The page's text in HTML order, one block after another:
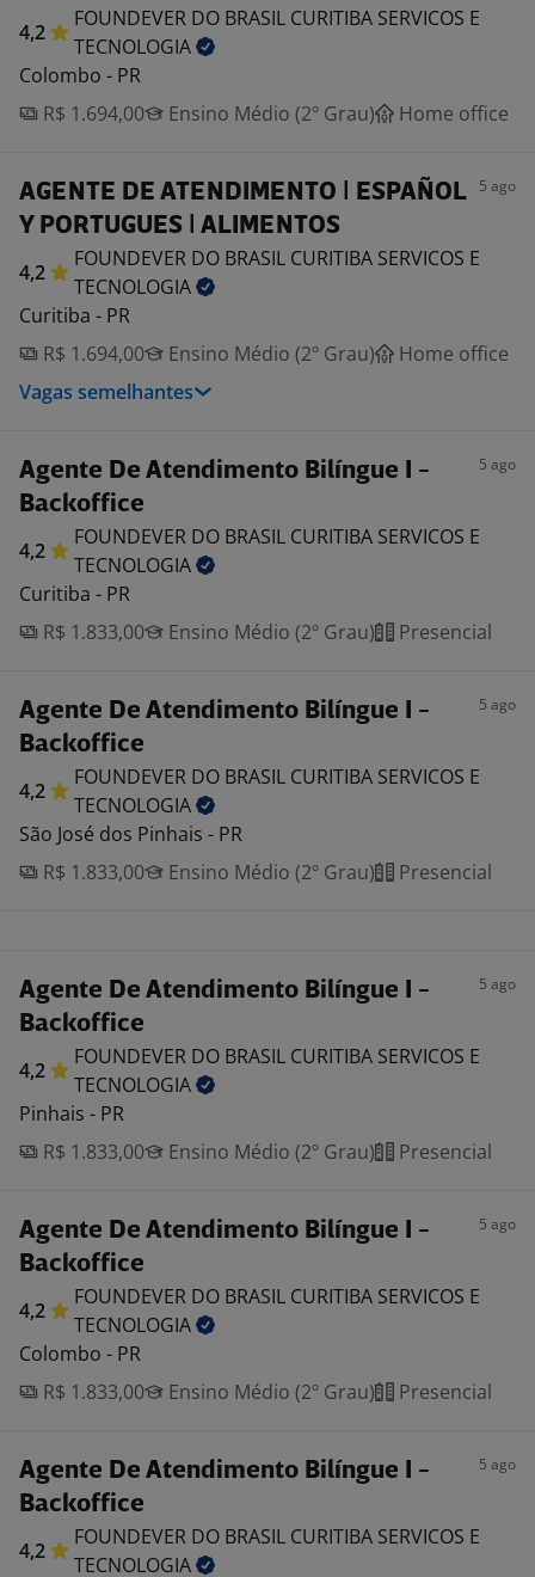
4,2
FOUNDEVER DO BRASIL CURITIBA SERVICOS E
TECNOLOGIA
Colombo - PR
R$ 1.694,00
Ensino Médio (2º Grau) Home office
AGENTE DE ATENDIMENTO | ESPAÑOL
Y PORTUGUES | ALIMENTOS
5 ago
4,2
FOUNDEVER DO BRASIL CURITIBA SERVICOS E
TECNOLOGIA
Curitiba - PR
R$ 1.694,00
Ensino Médio (2º Grau)
Home office
Vagas semelhantes
Agente De Atendimento Bilíngue I -
Backoffice
5 ago
4,2
FOUNDEVER DO BRASIL CURITIBA SERVICOS E
TECNOLOGIA
Curitiba - PR
R$ 1.833,00
Ensino Médio (2º Grau) Presencial
Agente De Atendimento Bilíngue I -
Backoffice
5 ago
4,2
FOUNDEVER DO BRASIL CURITIBA SERVICOS E
TECNOLOGIA
São José dos Pinhais - PR
R$ 1.833,00
Ensino Médio (2º Grau) Presencial
Agente De Atendimento Bilíngue I -
Backoffice
5 ago
4,2
FOUNDEVER DO BRASIL CURITIBA SERVICOS E
TECNOLOGIA
Pinhais - PR
R$ 1.833,00
Ensino Médio (2º Grau) Presencial
Agente De Atendimento Bilíngue I -
Backoffice
5 ago
4,2
FOUNDEVER DO BRASIL CURITIBA SERVICOS E
TECNOLOGIA
Colombo - PR
R$ 1.833,00
Ensino Médio (2º Grau) Presencial
Agente De Atendimento Bilíngue I -
Backoffice
5 ago
4,2
FOUNDEVER DO BRASIL CURITIBA SERVICOS E
TECNOLOGIA